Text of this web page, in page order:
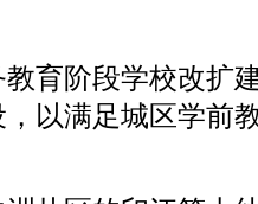
育阶段学校改扩
以满足城区学前